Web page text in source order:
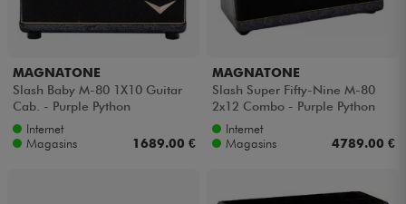
MAGNATONE
Slash Baby M-80 1X10 Guitar
Cab. - Purple Python
Internet
Magasins
1689.00 €
MAGNATONE
Slash Super Fifty-Nine M-80
2x12 Combo - Purple Python
Internet
Magasins
4789.00 €